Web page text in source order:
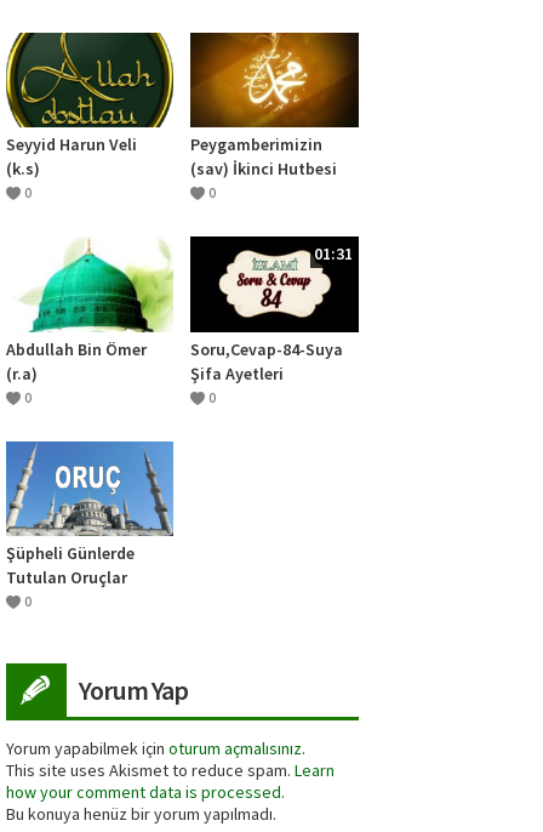
Seyyid Harun Veli
(k.s)
0
Peygamberimizin
(sav) İkinci Hutbesi
0
Abdullah Bin Ömer
(r.a)
0
01:31
Soru,Cevap-84-Suya
Şifa Ayetleri
okuduğumuz zaman
0
Şüpheli Günlerde
Tutulan Oruçlar
0
Yorum Yap
Yorum yapabilmek için oturum açmalısınız.
This site uses Akismet to reduce spam. Learn
how your comment data is processed.
Bu konuya henüz bir yorum yapılmadı.